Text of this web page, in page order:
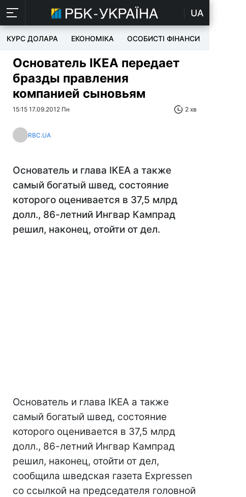
UA
КУРС ДОЛАРА ЕКОНОМІКА ОСОБИСТІ ФІНАНСИ
Основатель IKEA передает
бразды правления
компанией сыновьям
15:15 17.09.2012 Пн 2 хв
RBC.UA
Основатель и глава IKEA а также
самый богатый швед, состояние
которого оценивается в 37,5 млрд
долл., 86-летний Ингвар Кампрад
решил, наконец, отойти от дел.
Основатель и глава IKEA а также
самый богатый швед, состояние
которого оценивается в 37,5 млрд
долл., 86-летний Ингвар Кампрад
решил, наконец, отойти от дел,
сообщила шведская газета Expressen
со ссылкой на председателя головной